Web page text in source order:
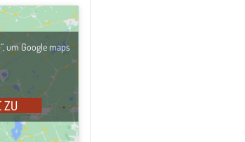
um Google maps
ZU